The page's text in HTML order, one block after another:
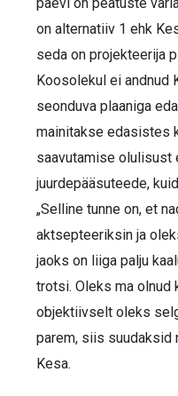
on alternatiiv 1 ehk
seda on projekteerija
Koosolekul ei andnud
seonduva plaaniga
mainitakse edasistes
saavutamise olulisust
juurdepääsuteede,
„Selline tunne on, et
aktsepteeriksin ja
jaoks on liiga palju
trotsi. Oleks ma olnud
objektiivselt oleks
parem, siis suudaksid
Kesa.